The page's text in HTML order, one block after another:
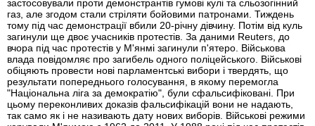
застосовували проти демонстрантів гумові кулі та сльозогінний
газ, але згодом стали стріляти бойовими патронами. Тиждень
тому під час демонстрації вбили 20-річну дівчину. Потім від куль
загинули ще двоє учасників протестів. За даними Reuters, до
вчора під час протестів у М'янмі загинули п'ятеро. Військова
влада повідомляє про загибель одного поліцейського. Військові
обіцяють провести нові парламентські вибори і твердять, що
результати попереднього голосування, в якому перемогла
"Національна ліга за демократію", були сфальсифіковані. При
цьому переконливих доказів фальсифікацій вони не надають,
так само як і не називають дату нових виборів. Військові режими